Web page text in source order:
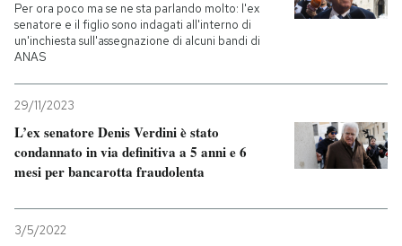
CALENDARIO
AREA PERSONALE
Entra
Per ora poco ma se ne sta parlando molto: l'ex
senatore e il figlio sono indagati all'interno di
un'inchiesta sull'assegnazione di alcuni bandi di
ANAS
29/11/2023
L’ex senatore Denis Verdini è stato
condannato in via definitiva a 5 anni e 6
mesi per bancarotta fraudolenta
3/5/2022